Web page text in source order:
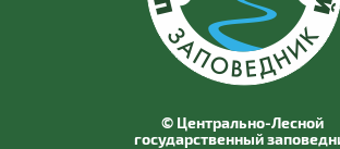
© Центрально-Лесной
государственный